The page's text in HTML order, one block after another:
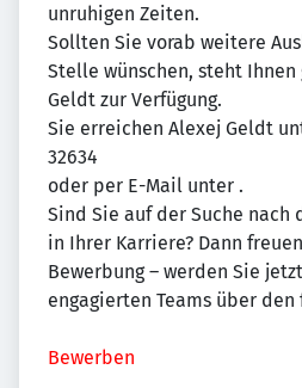
unruhigen Zeiten.
Sollten Sie vorab weitere
Stelle wünschen, steht Ihnen
Geldt zur Verfügung.
Sie erreichen Alexej Geldt
32634
oder per E-Mail unter .
Sind Sie auf der Suche nach
in Ihrer Karriere? Dann
Bewerbung – werden Sie
engagierten Teams über
Bewerben